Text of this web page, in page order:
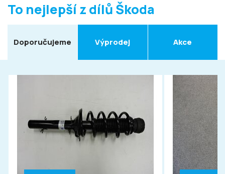
To nejlepší z dílů Škoda
Doporučujeme Výprodej Akce